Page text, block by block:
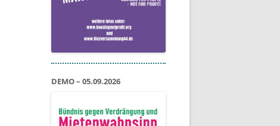
DEMO – 05.09.2026